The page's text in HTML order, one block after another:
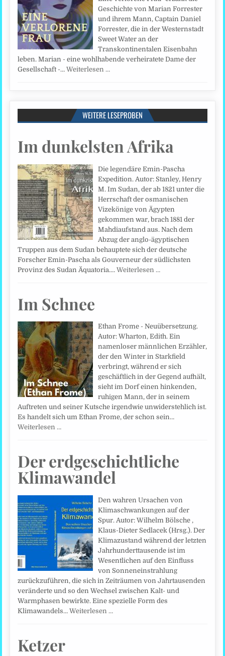
Geschichte von Marian Forrester
und ihrem Mann, Captain Daniel
Forrester, die in der Westernstadt
Sweet Water an der
Transkontinentalen Eisenbahn
leben. Marian - eine wohlhabende verheiratete Dame der
Gesellschaft -…Weiterlesen …
WEITERE LESEPROBEN
Im dunkelsten Afrika
Die legendäre Emin-Pascha
Expedition. Autor: Stanley, Henry
M. Im Sudan, der ab 1821 unter die
Herrschaft der osmanischen
Vizekönige von Ägypten
gekommen war, brach 1881 der
Mahdiaufstand aus. Nach dem
Abzug der anglo-ägyptischen
Truppen aus dem Sudan behauptete sich der deutsche
Forscher Emin-Pascha als Gouverneur der südlichsten
Provinz des Sudan Äquatoria.…Weiterlesen …
Im Schnee
Ethan Frome - Neuübersetzung.
Autor: Wharton, Edith. Ein
namenloser männlichen Erzähler,
der den Winter in Starkfield
verbringt, während er sich
geschäftlich in der Gegend aufhält,
sieht im Dorf einen hinkenden,
ruhigen Mann, der in seinem
Auftreten und seiner Kutsche irgendwie unwiderstehlich ist.
Es handelt sich um Ethan Frome, der schon sein…
Weiterlesen …
Der erdgeschichtliche
Klimawandel
Den wahren Ursachen von
Klimaschwankungen auf der
Spur. Autor: Wilhelm Bölsche ,
Klaus-Dieter Sedlacek (Hrsg.). Der
Klimazustand während der letzten
Jahrhunderttausende ist im
Wesentlichen auf den Einfluss
von Sonneneinstrahlung
zurückzuführen, die sich in Zeiträumen von Jahrtausenden
veränderte und so den Wechsel zwischen Kalt- und
Warmphasen bewirkte. Eine spezielle Form des
Klimawandels…Weiterlesen …
Ketzer